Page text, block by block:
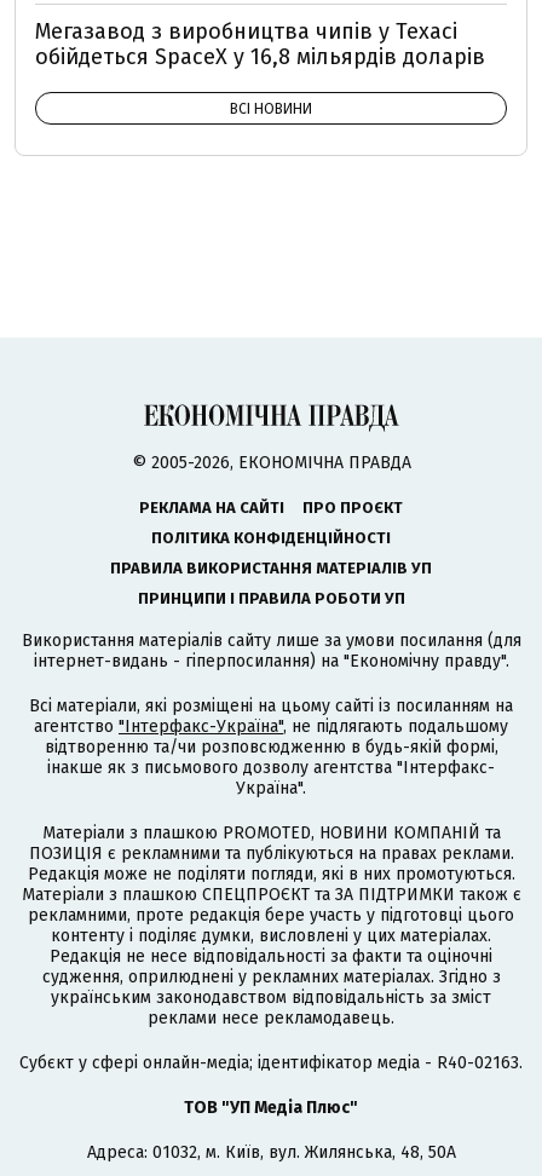
Мегазавод з виробництва чипів у Техасі
обійдеться SpaceX у 16,8 мільярдів доларів
ВСІ НОВИНИ
© 2005-2026, ЕКОНОМІЧНА ПРАВДА
РЕКЛАМА НА САЙТІ
ПРО ПРОЄКТ
ПОЛІТИКА КОНФІДЕНЦІЙНОСТІ
ПРАВИЛА ВИКОРИСТАННЯ МАТЕРІАЛІВ УП
ПРИНЦИПИ І ПРАВИЛА РОБОТИ УП
Використання матеріалів сайту лише за умови посилання (для
інтернет-видань - гіперпосилання) на "Економічну правду".
Всі матеріали, які розміщені на цьому сайті із посиланням на
агентство "Інтерфакс-Україна", не підлягають подальшому
відтворенню та/чи розповсюдженню в будь-якій формі,
інакше як з письмового дозволу агентства "Інтерфакс-
Україна".
Матеріали з плашкою PROMOTED, НОВИНИ КОМПАНІЙ та
ПОЗИЦІЯ є рекламними та публікуються на правах реклами.
Редакція може не поділяти погляди, які в них промотуються.
Матеріали з плашкою СПЕЦПРОЄКТ та ЗА ПІДТРИМКИ також є
рекламними, проте редакція бере участь у підготовці цього
контенту і поділяє думки, висловлені у цих матеріалах.
Редакція не несе відповідальності за факти та оціночні
судження, оприлюднені у рекламних матеріалах. Згідно з
українським законодавством відповідальність за зміст
реклами несе рекламодавець.
Cубєкт у сфері онлайн-медіа; ідентифікатор медіа - R40-02163.
ТОВ "УП Медіа Плюс"
Адреса: 01032, м. Київ, вул. Жилянська, 48, 50А